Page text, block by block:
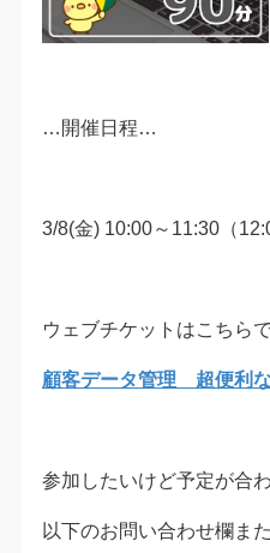
…開催日程…
3/8(金) 10:00～11:30（
ウェブチケットはこちら
顧客データ管理 超便利
参加したいけど予定が合
以下のお問い合わせ欄ま